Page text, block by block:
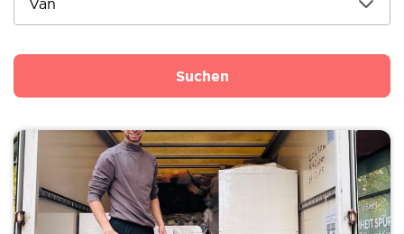
Suchen